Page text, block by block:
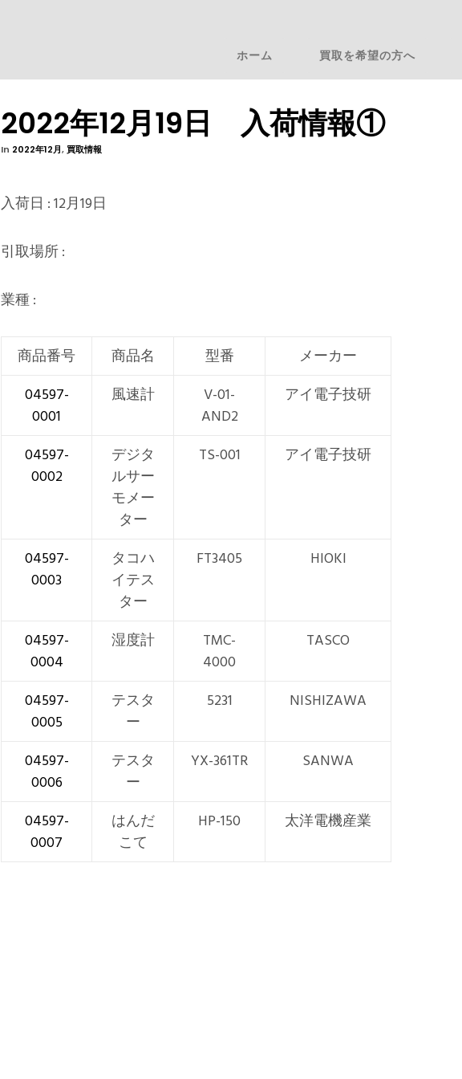
ホーム 買取を希望の方へ
2022年12月19日 入荷情報①
In 2022年12月, 買取情報
入荷日 : 12月19日
引取場所 :
業種 :
商品番号 商品名 型番
メーカー
04597-
0001
風速計
V-01-
AND2
アイ電子技研
04597-
0002
デジタ
ルサー
モメー
ター
TS-001 アイ電子技研
04597-
0003
タコハ
イテス
ター
FT3405 HIOKI
04597-
0004
湿度計
TMC-
4000
TASCO
04597-
0005
テスタ
ー
5231 NISHIZAWA
04597-
0006
テスタ
ー
YX-361TR SANWA
04597-
0007
はんだ
こて
HP-150 太洋電機産業